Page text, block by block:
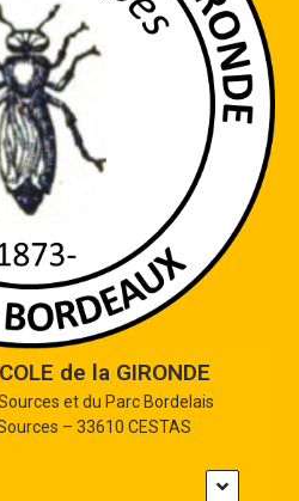
de la GIRONDE
et du Parc Bordelais
– 33610 CESTAS